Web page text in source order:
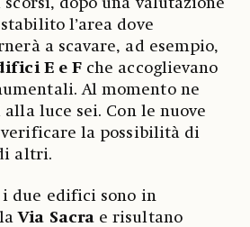
dopo una valutazione
l’area dove
a scavare, ad esempio,
E e F che accoglievano
Al momento ne
luce sei. Con le nuove
la possibilità di
altri.
i due edifici sono in
laVia Sacrae risultano